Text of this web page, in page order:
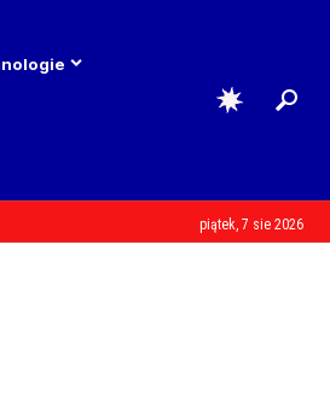
piątek, 7 sie 2026